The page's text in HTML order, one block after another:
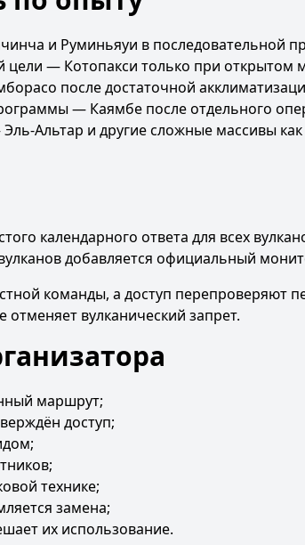
и Руминьяуи в последовательной
— Котопакси только при открытом
после достаточной
— Каямбе после отдельного
Альтар и другие сложные массивы
календарного ответа для всех
добавляется официальный
команды, а доступ перепроверяют
вулканический запрет.
маршрут;
доступ;
технике;
замена;
их использование.